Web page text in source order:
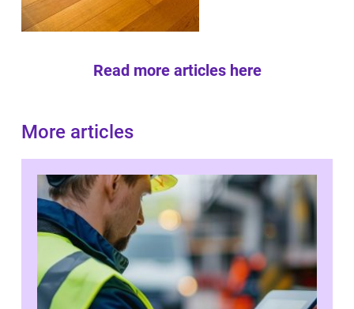
Read more articles here
More articles